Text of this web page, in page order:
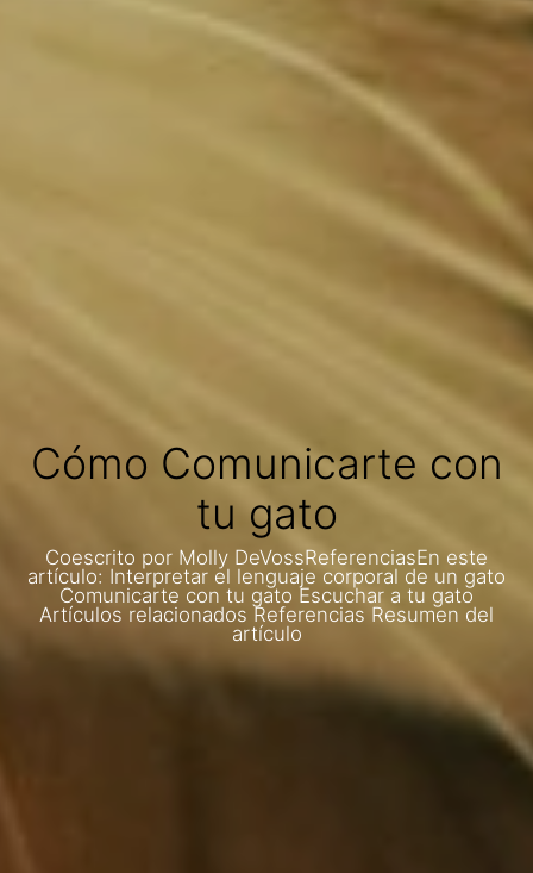
Cómo Comunicarte con
tu gato
Coescrito por Molly DeVossReferenciasEn este
artículo: Interpretar el lenguaje corporal de un gato
Comunicarte con tu gato Escuchar a tu gato
Artículos relacionados Referencias Resumen del
artículo